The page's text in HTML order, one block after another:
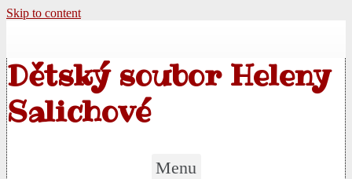
Skip to content
Dětský soubor Heleny
Salichové
Menu